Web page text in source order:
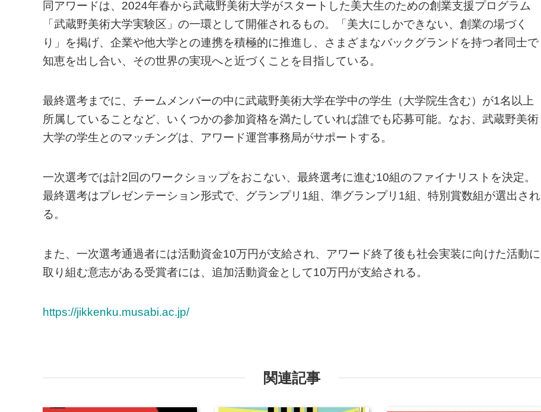
同アワードは、2024年春から武蔵野美術大学がスタートした美大生のための創業支援プログラム
「武蔵野美術大学実験区」の一環として開催されるもの。「美大にしかできない、創業の場づく
り」を掲げ、企業や他大学との連携を積極的に推進し、さまざまなバックグランドを持つ者同士で
知恵を出し合い、その世界の実現へと近づくことを目指している。
最終選考までに、チームメンバーの中に武蔵野美術大学在学中の学生（大学院生含む）が1名以上
所属していることなど、いくつかの参加資格を満たしていれば誰でも応募可能。なお、武蔵野美術
大学の学生とのマッチングは、アワード運営事務局がサポートする。
一次選考では計2回のワークショップをおこない、最終選考に進む10組のファイナリストを決定。
最終選考はプレゼンテーション形式で、グランプリ1組、準グランプリ1組、特別賞数組が選出され
る。
また、一次選考通過者には活動資金10万円が支給され、アワード終了後も社会実装に向けた活動に
取り組む意志がある受賞者には、追加活動資金として10万円が支給される。
https://jikkenku.musabi.ac.jp/
関連記事